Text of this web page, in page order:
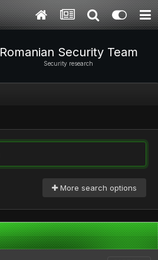
Romanian Security Team
Security research
More search options